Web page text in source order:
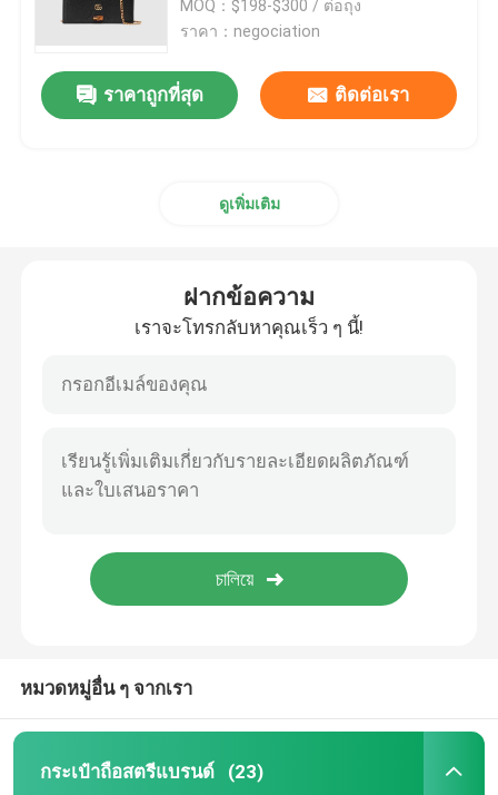
MOQ：$198-$300 / ต่อถุง
ราคา：negociation
ราคาถูกที่สุด ติดต่อเรา
ดูเพิ่มเติม
ฝากข้อความ
เราจะโทรกลับหาคุณเร็ว ๆ นี้!
หมวดหมู่อื่น ๆ จากเรา
กระเป๋าถือสตรีแบรนด์ (23)